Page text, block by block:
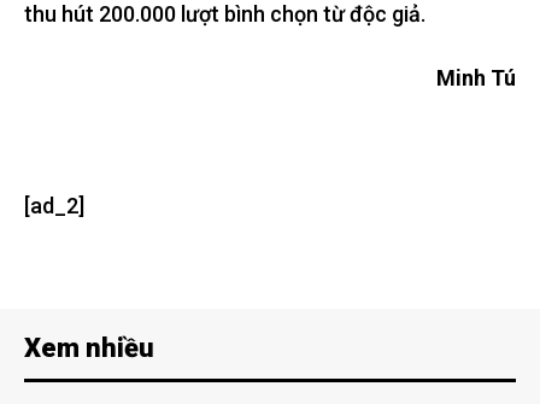
thu hút 200.000 lượt bình chọn từ độc giả.
Minh Tú
[ad_2]
Xem nhiều